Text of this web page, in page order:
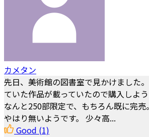
カメタン
先日、美術館の図書室で見かけました
ていた作品が載っていたので購入しよ
なんと250部限定で、もちろん既に完売
やはり無いようです。 少々高...
Good (1)